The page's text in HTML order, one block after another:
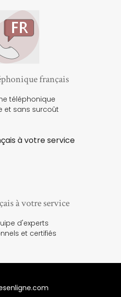
français
téléphonique
et sans surcoût
à votre service
d'experts
et certifiés